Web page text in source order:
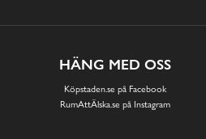
HÄNG MED OSS
Köpstaden.se på Facebook
RumAttÄlska.se på Instagram